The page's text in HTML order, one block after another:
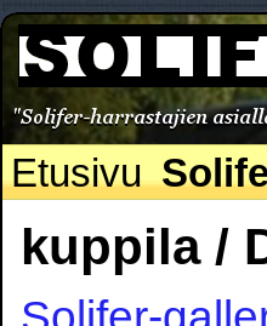
Etusivu
kuppila /